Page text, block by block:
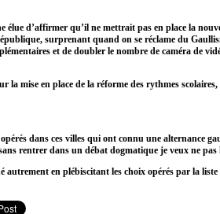
élue d’affirmer qu’il ne mettrait pas en place la
surprenant quand on se réclame du
et de doubler le nombre de caméra de
la mise en place de la réforme des rythmes
dans ces villes qui ont connu une alternance
rentrer dans un débat dogmatique je veux ne pas
autrement en plébiscitant les choix opérés par la